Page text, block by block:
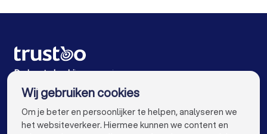
Isolatiebedrijven in Amsterdam
Isolatiebedrijven in Rotterdam
Isolatiebedrijven in Den Haag
De beste bedrijven voor jou
Wij gebruiken cookies
Om je beter en persoonlijker te helpen, analyseren we
het websiteverkeer. Hiermee kunnen we content en